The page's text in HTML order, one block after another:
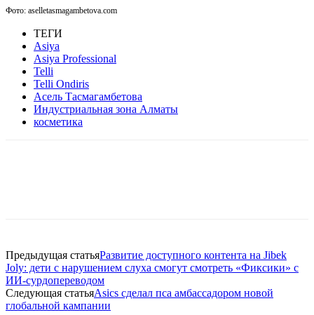
Фото: aselletasmagambetova.com
ТЕГИ
Asiya
Asiya Professional
Telli
Telli Ondiris
Асель Тасмагамбетова
Индустриальная зона Алматы
косметика
Предыдущая статьяРазвитие доступного контента на Jibek
Joly: дети с нарушением слуха смогут смотреть «Фиксики» с
ИИ-сурдопереводом
Следующая статьяAsics сделал пса амбассадором новой
глобальной кампании